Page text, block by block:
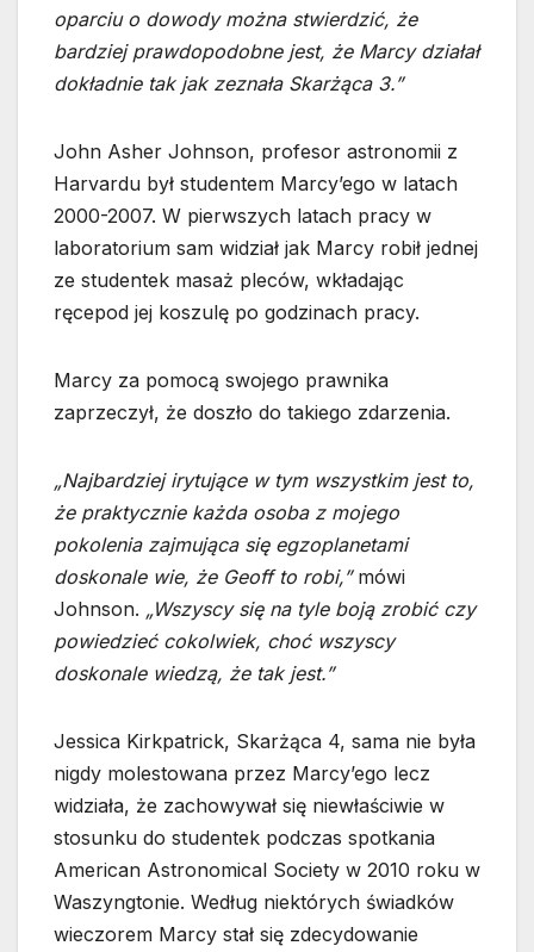
oparciu o dowody można stwierdzić, że
bardziej prawdopodobne jest, że Marcy działał
dokładnie tak jak zeznała Skarżąca 3.”
John Asher Johnson, profesor astronomii z
Harvardu był studentem Marcy’ego w latach
2000-2007. W pierwszych latach pracy w
laboratorium sam widział jak Marcy robił jednej
ze studentek masaż pleców, wkładając
ręcepod jej koszulę po godzinach pracy.
Marcy za pomocą swojego prawnika
zaprzeczył, że doszło do takiego zdarzenia.
„Najbardziej irytujące w tym wszystkim jest to,
że praktycznie każda osoba z mojego
pokolenia zajmująca się egzoplanetami
doskonale wie, że Geoff to robi,”mówi
Johnson. „Wszyscy się na tyle boją zrobić czy
powiedzieć cokolwiek, choć wszyscy
doskonale wiedzą, że tak jest.”
Jessica Kirkpatrick, Skarżąca 4, sama nie była
nigdy molestowana przez Marcy’ego lecz
widziała, że zachowywał się niewłaściwie w
stosunku do studentek podczas spotkania
American Astronomical Society w 2010 roku w
Waszyngtonie. Według niektórych świadków
wieczorem Marcy stał się zdecydowanie